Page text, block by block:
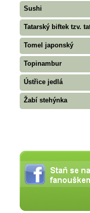
Sushi
Tatarský biftek tzv.
Tomel japonský
Topinambur
Ústřice jedlá
Žabí stehýnka